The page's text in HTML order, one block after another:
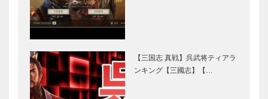
【三国志 真戦】呉武将ティアラ
ンキング【三國志】【…